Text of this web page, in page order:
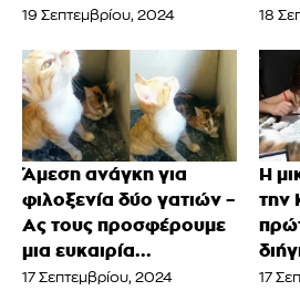
19 Σεπτεμβρίου, 2024 18
Άμεση ανάγκη για
φιλοξενία δύο γατιών –
Ας τους προσφέρουμε
μια ευκαιρία...
17 Σεπτεμβρίου, 2024
Η
την
17